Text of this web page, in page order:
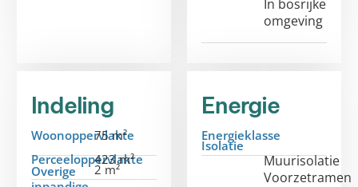
In bosrijke
omgeving
Indeling
Woonoppervlakte
75 m²
Perceeloppervlakte
423 m²
Overige
2 m²
Energie
Energieklasse
Isolatie
Muurisolatie
Voorzetramen